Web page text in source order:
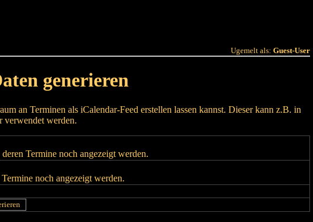
Ugemelt als: Guest-User
generieren
an Terminen als iCalendar-Feed erstellen lassen kannst. Dieser kann z.B. in
werden.
Termine noch angezeigt werden.
noch angezeigt werden.